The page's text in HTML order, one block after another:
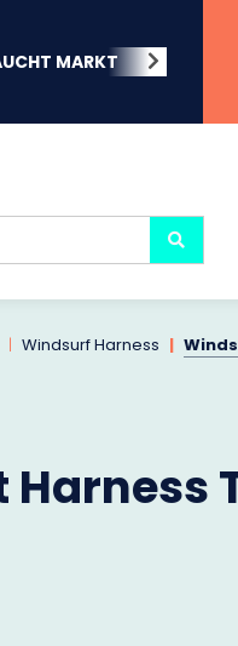
MARKT
Windsurf Harness